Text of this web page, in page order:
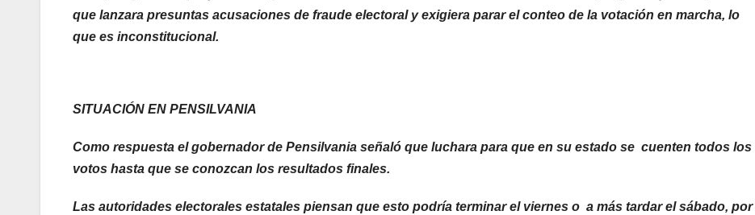
que lanzara presuntas acusaciones de fraude electoral y exigiera parar el conteo de la votación en marcha, lo
que es inconstitucional.
SITUACIÓN EN PENSILVANIA
Como respuesta el gobernador de Pensilvania señaló que luchara para que en su estado se cuenten todos los
votos hasta que se conozcan los resultados finales.
Las autoridades electorales estatales piensan que esto podría terminar el viernes o a más tardar el sábado, por